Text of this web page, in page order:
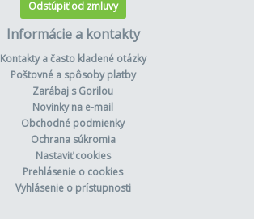
Odstúpiť od zmluvy
Informácie a kontakty
Kontakty a často kladené otázky
Poštovné a spôsoby platby
Zarábaj s Gorilou
Novinky na e-mail
Obchodné podmienky
Ochrana súkromia
Nastaviť cookies
Prehlásenie o cookies
Vyhlásenie o prístupnosti